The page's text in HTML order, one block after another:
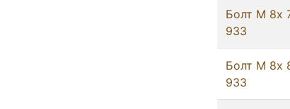
Болт М 8х
933
Болт М 8х
933